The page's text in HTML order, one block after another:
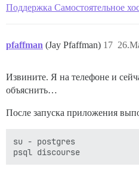
Поддержка Самостоятельное
pfaffman (Jay Pfaffman) 17
Извините. Я на телефоне и
объяснить…
После запуска приложения
su - postgres